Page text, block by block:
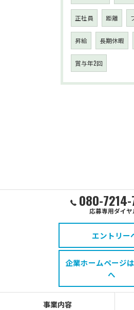
正社員 距離
昇給 長期休暇
賞与年2回
080-
応募専用ダイヤ
エントリー
企業ホームページ
へ
事業内容